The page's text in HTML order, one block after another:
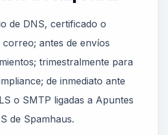
de DNS, certificado o
antes de envíos
trimestralmente para
de inmediato ante
o SMTP ligadas a Apuntes
de Spamhaus.